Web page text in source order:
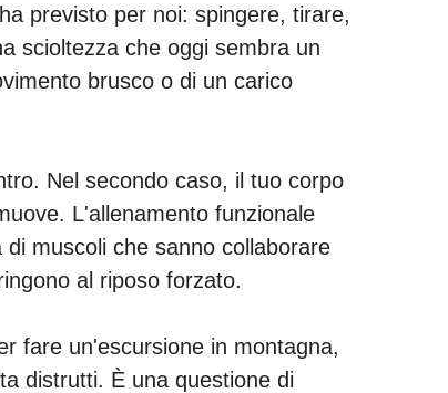
previsto per noi: spingere, tirare,
scioltezza che oggi sembra un
brusco o di un carico
Nel secondo caso, il tuo corpo
L'allenamento funzionale
muscoli che sanno collaborare
al riposo forzato.
fare un'escursione in montagna,
distrutti. È una questione di